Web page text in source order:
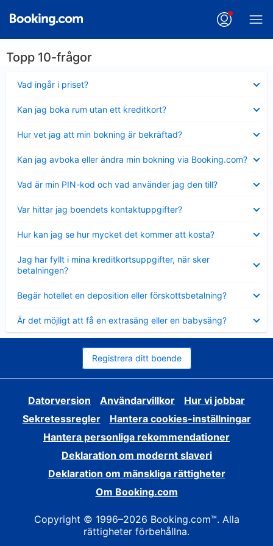
Topp 10-frågor
Vad ingår i priset?
mindre
Kan jag boka rum utan ett kreditkort?
mindre
Hur vet jag att min bokning är bekräftad?
mindre
Kan jag avboka eller ändra min bokning via Booking.com?
mindre
Vad är min PIN-kod och vad använder jag den till?
mindre
Var hittar jag boendets kontaktuppgifter?
mindre
Hur kan jag se hur mycket det kommer att kosta?
mindre
Jag har fyllt i mina kreditkortsuppgifter, när sker
betalningen?
mindre
Begär hotellet en deposition eller förskottsbetalning?
mindre
Är det möjligt att få en extrasäng eller en babysäng?
mindre
Registrera ditt boende
Datorversion Användarvillkor
Hur vi jobbar
Sekretessregler
Hantera cookies-inställningar
Hantera personliga rekommendationer
Deklaration om modernt slaveri
Deklaration om mänskliga rättigheter
Om Booking.com
Copyright © 1996–2026 Booking.com™. Alla
rättigheter förbehållna.